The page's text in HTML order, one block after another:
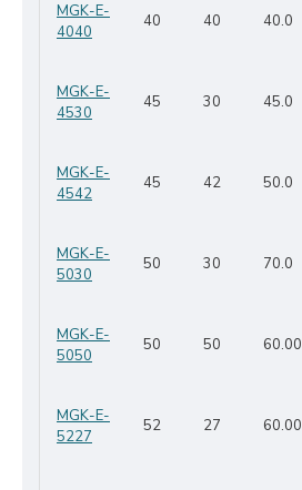
MGK-E-
4040
40 40 40.0
MGK-E-
4530
45 30 45.0
MGK-E-
4542
45 42 50.0
MGK-E-
5030
50 30 70.0
MGK-E-
5050
50 50 60.00
MGK-E-
5227
52 27 60.00